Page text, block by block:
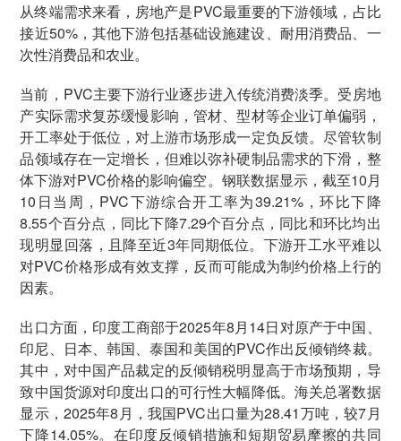
从终端需求来看，房地产是PVC最重要的下游领域，占比
接近50%，其他下游包括基础设施建设、耐用消费品、一
次性消费品和农业。
当前，PVC主要下游行业逐步进入传统消费淡季。受房地
产实际需求复苏缓慢影响，管材、型材等企业订单偏弱，
开工率处于低位，对上游市场形成一定负反馈。尽管软制
品领域存在一定增长，但难以弥补硬制品需求的下滑，整
体下游对PVC价格的影响偏空。钢联数据显示，截至10月
10日当周，PVC下游综合开工率为39.21%，环比下降
8.55个百分点，同比下降7.29个百分点，同比和环比均出
现明显回落，且降至近3年同期低位。下游开工水平难以
对PVC价格形成有效支撑，反而可能成为制约价格上行的
因素。
出口方面，印度工商部于2025年8月14日对原产于中国、
印尼、日本、韩国、泰国和美国的PVC作出反倾销终裁。
其中，对中国产品裁定的反倾销税明显高于市场预期，导
致中国货源对印度出口的可行性大幅降低。海关总署数据
显示，2025年8月，我国PVC出口量为28.41万吨，较7月
下降14.05%。在印度反倾销措施和短期贸易摩擦的共同